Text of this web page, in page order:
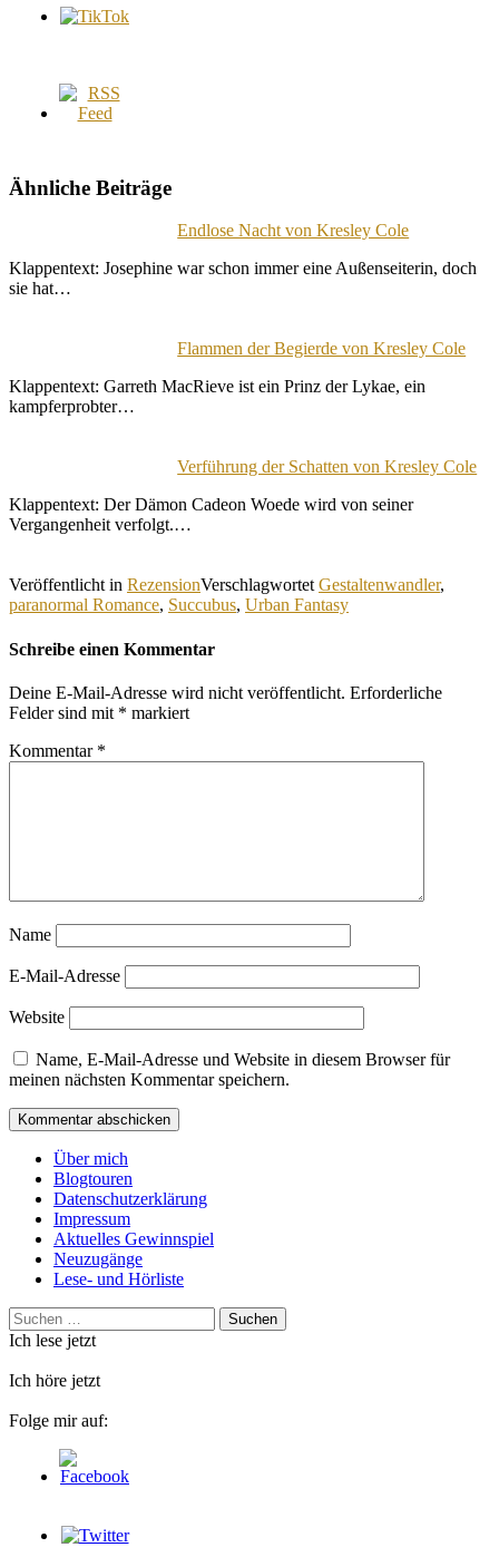
Ähnliche Beiträge
Endlose Nacht von Kresley Cole
Klappentext: Josephine war schon immer eine Außenseiterin, doch
sie hat…
Flammen der Begierde von Kresley Cole
Klappentext: Garreth MacRieve ist ein Prinz der Lykae, ein
kampferprobter…
Verführung der Schatten von Kresley Cole
Klappentext: Der Dämon Cadeon Woede wird von seiner
Vergangenheit verfolgt.…
Veröffentlicht in RezensionVerschlagwortet Gestaltenwandler,
paranormal Romance, Succubus, Urban Fantasy
Schreibe einen Kommentar
Deine E-Mail-Adresse wird nicht veröffentlicht. Erforderliche
Felder sind mit * markiert
Kommentar *
Name
E-Mail-Adresse
Website
Name, E-Mail-Adresse und Website in diesem Browser für
meinen nächsten Kommentar speichern.
Über mich
Blogtouren
Datenschutzerklärung
Impressum
Aktuelles Gewinnspiel
Neuzugänge
Lese- und Hörliste
Suchen
nach:
Ich lese jetzt
Ich höre jetzt
Folge mir auf: